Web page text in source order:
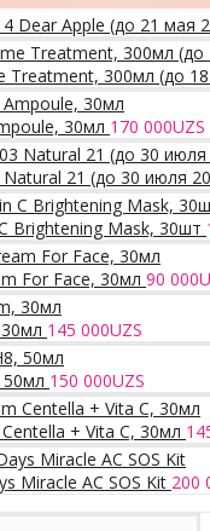
Dear Apple (до 21 мая
Treatment, 300мл (до
30мл 170 000UZS
21 (до 30 июля
Brightening Mask, 30шт
For Face, 30мл 90 000
145 000UZS
50мл 150 000UZS
+ Vita C, 30мл
Miracle AC SOS Kit 200